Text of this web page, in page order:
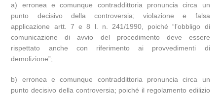
a) erronea e comunque contraddittoria pronuncia circa un
punto decisivo della controversia; violazione e falsa
applicazione artt. 7 e 8 l. n. 241/1990, poiché “l’obbligo di
comunicazione di avvio del procedimento deve essere
rispettato anche con riferimento ai provvedimenti di
demolizione”;
b) erronea e comunque contraddittoria pronuncia circa un
punto decisivo della controversia; poiché il regolamento edilizio